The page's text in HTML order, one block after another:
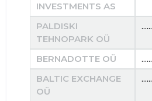
INVESTMENTS AS
PALDISKI
TEHNOPARK OÜ
......
BERNADOTTE OÜ ......
BALTIC EXCHANGE
OÜ
......